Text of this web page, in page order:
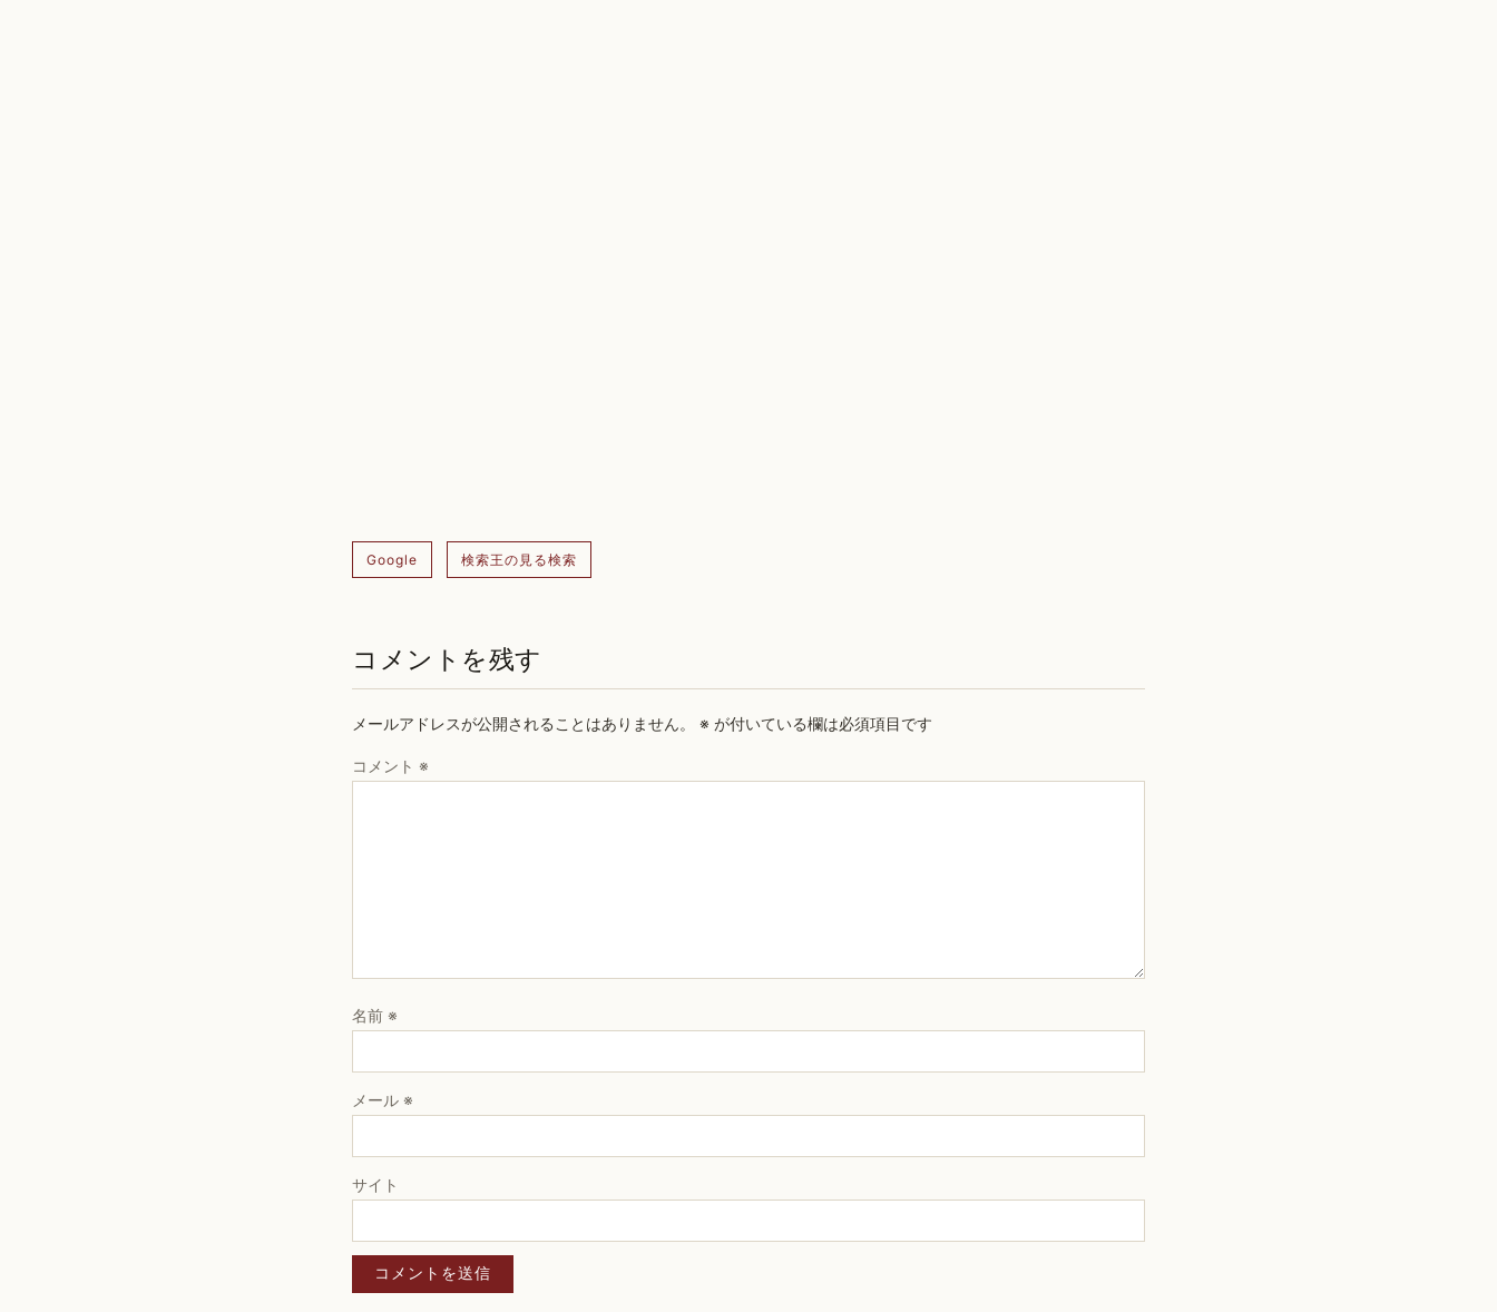
Google 検索王の見る検索
コメントを残す
メールアドレスが公開されることはありません。 ※ が付いている欄は必須項目です
コメント ※
名前 ※
メール ※
サイト